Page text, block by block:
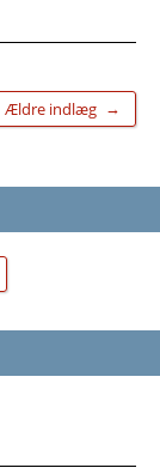
Ældre indlæg →